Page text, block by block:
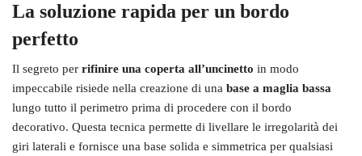
La soluzione rapida per un bordo
perfetto
Il segreto per rifinire una coperta all’uncinetto in modo
impeccabile risiede nella creazione di una base a maglia bassa
lungo tutto il perimetro prima di procedere con il bordo
decorativo. Questa tecnica permette di livellare le irregolarità dei
giri laterali e fornisce una base solida e simmetrica per qualsiasi